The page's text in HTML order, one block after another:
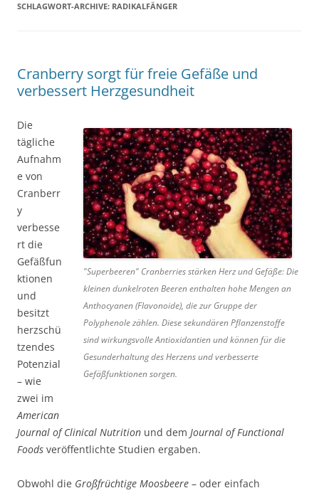
SCHLAGWORT-ARCHIVE: RADIKALFÄNGER
Cranberry sorgt für freie Gefäße und
verbessert Herzgesundheit
"Superbeeren" Cranberries stärken Herz und Gefäße: Die
kleinen dunkelroten Beeren enthalten hohe Mengen an
Anthocyanen (Flavonoide), die zur Gruppe der
Polyphenole zählen. Diese sekundären Pflanzenstoffe
sind wirkungsvolle Antioxidantien und können für die
Gesunderhaltung des Herzens und verbesserte
Gefäßfunktionen sorgen.
Die
tägliche
Aufnahm
e von
Cranberr
y
verbesse
rt die
Gefäßfun
ktionen
und
besitzt
herzschü
tzendes
Potenzial
– wie
zwei im
American
Journal of Clinical Nutrition und dem Journal of Functional
Foods veröffentlichte Studien ergaben.
Obwohl die Großfrüchtige Moosbeere – oder einfach